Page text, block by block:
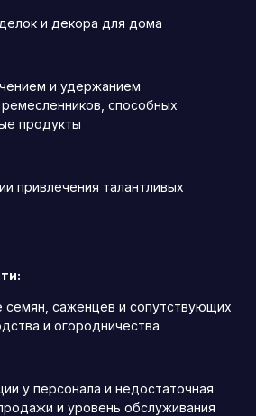
и декора для дома
и удержанием
способных
продукты
привлечения талантливых
семян, саженцев и сопутствующих
и огородничества
у персонала и недостаточная
и уровень обслуживания